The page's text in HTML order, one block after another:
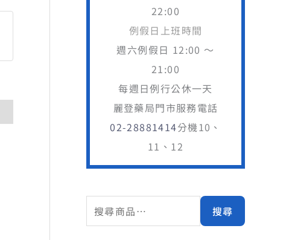
22:00
例假日上班時間
週六例假日 12:00 ～
21:00
每週日例行公休一天
麗登藥局門市服務電話
02-28881414分機10、
11、12
搜
尋
搜尋